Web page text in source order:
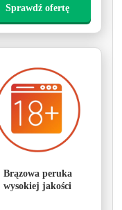
Sprawdź ofertę
Brązowa peruka
wysokiej jakości